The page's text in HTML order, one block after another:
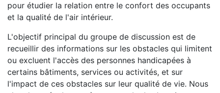
pour étudier la relation entre le confort des occupants
et la qualité de l'air intérieur.
L'objectif principal du groupe de discussion est de
recueillir des informations sur les obstacles qui limitent
ou excluent l'accès des personnes handicapées à
certains bâtiments, services ou activités, et sur
l'impact de ces obstacles sur leur qualité de vie. Nous